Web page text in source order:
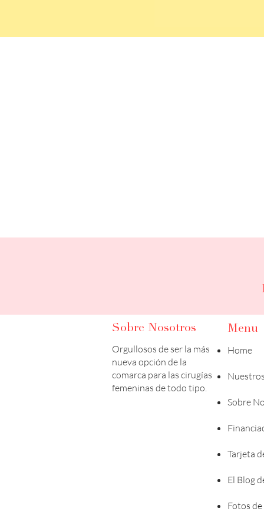
Sobre Nosotros
Orgullosos de ser la más
nueva opción de la
comarca para las cirugías
femeninas de todo tipo.
Menu
Home
Sobre
Tarjeta
El Blog
Fotos